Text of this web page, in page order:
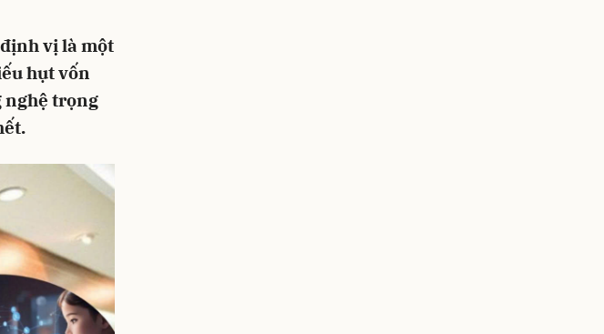
vị là một
hụt vốn
nghệ trọng